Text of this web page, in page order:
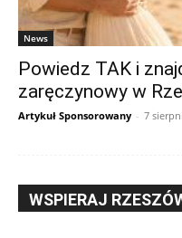
News
Powiedz TAK i
zaręczynowy w
Artykuł Sponsorowany - 7
WSPIERAJ